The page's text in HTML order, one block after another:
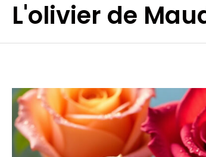
AllerL'olivier de